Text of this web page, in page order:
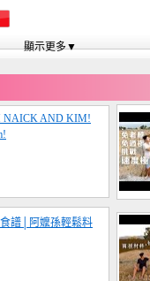
NAICK AND KIM!
譜│阿嬤孫輕鬆料